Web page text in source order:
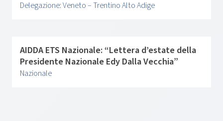
Delegazione: Veneto – Trentino Alto Adige
AIDDA ETS Nazionale: “Lettera d’estate della
Presidente Nazionale Edy Dalla Vecchia”
Nazionale